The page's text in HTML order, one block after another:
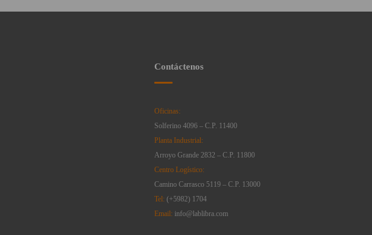
Contáctenos
Oficinas:
Solferino 4096 – C.P. 11400
Planta Industrial:
Arroyo Grande 2832 – C.P. 11800
Centro Logístico:
Camino Carrasco 5119 – C.P. 13000
Tel: (+5982) 1704
Email: info@lablibra.com